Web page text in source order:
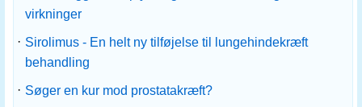
virkninger
· Sirolimus - En helt ny tilføjelse til lungehindekræft
behandling
· Søger en kur mod prostatakræft?